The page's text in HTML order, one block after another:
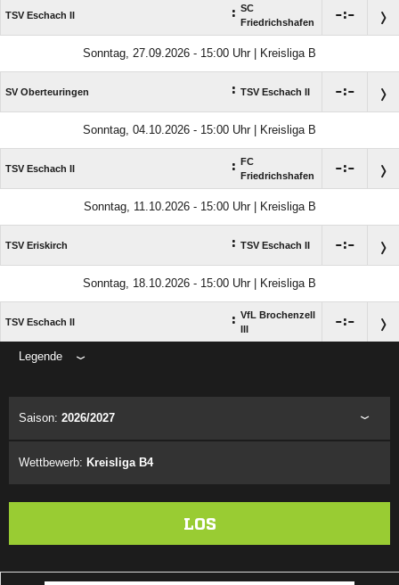
TSV Eschach II : SC
Friedrichshafen
:
Sonntag, 27.09.2026 - 15:00 Uhr | Kreisliga B
SV Oberteuringen : TSV Eschach II :
Sonntag, 04.10.2026 - 15:00 Uhr | Kreisliga B
TSV Eschach II :
FC
Friedrichshafen
:
Sonntag, 11.10.2026 - 15:00 Uhr | Kreisliga B
TSV Eriskirch : TSV Eschach II :
Sonntag, 18.10.2026 - 15:00 Uhr | Kreisliga B
TSV Eschach II : VfL Brochenzell
:
Legende
Saison: 2026/2027
Wettbewerb: Kreisliga B4
LOS